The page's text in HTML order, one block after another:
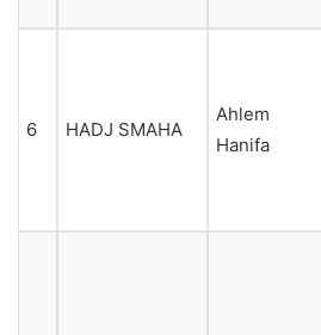
6 HADJ SMAHA
Ahlem
Hanifa